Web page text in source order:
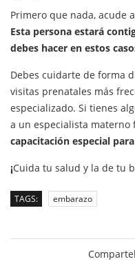
Primero que nada, acude
Esta persona estará
debes hacer en estos
Debes cuidarte de forma
visitas prenatales más
especializado. Si tienes
a un especialista materno
capacitación especial
¡Cuida tu salud y la de tu
TAGS: embarazo